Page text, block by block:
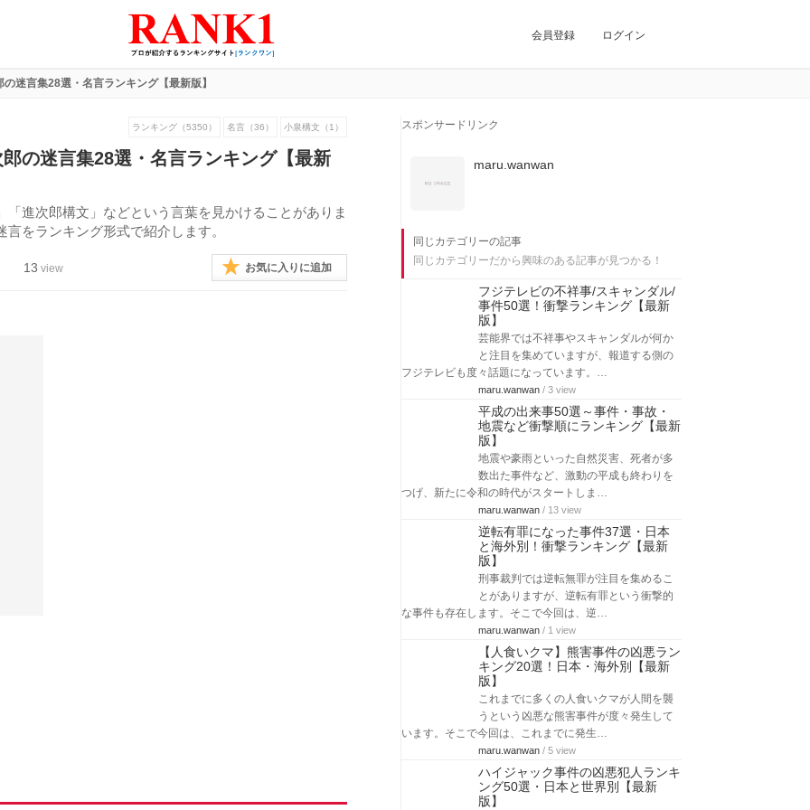
会員登録 ログイン
迷言集28選・名言ランキング【最新版】
ランキング（5350） 名言（36） 小泉構文（1）
の迷言集28選・名言ランキング【最新
進次郎構文」などという言葉を見かけることがありま
をランキング形式で紹介します。
13 view お気に入りに追加
スポンサードリンク
maru.wanwan
同じカテゴリーの記事
同じカテゴリーだから興味のある記事が見つかる！
フジテレビの不祥事/スキャンダル/
事件50選！衝撃ランキング【最新
版】
芸能界では不祥事やスキャンダルが何か
と注目を集めていますが、報道する側の
フジテレビも度々話題になっています。…
maru.wanwan / 3 view
平成の出来事50選～事件・事故・
地震など衝撃順にランキング【最新
版】
地震や豪雨といった自然災害、死者が多
数出た事件など、激動の平成も終わりを
つげ、新たに令和の時代がスタートしま…
maru.wanwan / 13 view
逆転有罪になった事件37選・日本
と海外別！衝撃ランキング【最新
版】
刑事裁判では逆転無罪が注目を集めるこ
とがありますが、逆転有罪という衝撃的
な事件も存在します。そこで今回は、逆…
maru.wanwan / 1 view
【人食いクマ】熊害事件の凶悪ラン
キング20選！日本・海外別【最新
版】
これまでに多くの人食いクマが人間を襲
うという凶悪な熊害事件が度々発生して
います。そこで今回は、これまでに発生…
maru.wanwan / 5 view
ハイジャック事件の凶悪犯人ランキ
ング50選・日本と世界別【最新
版】